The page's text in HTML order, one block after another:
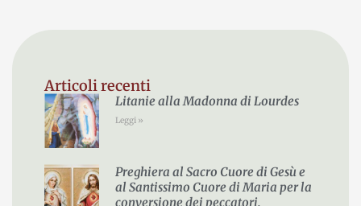
Articoli recenti
Litanie alla Madonna di Lourdes
Leggi »
Preghiera al Sacro Cuore di Gesù e
al Santissimo Cuore di Maria per la
conversione dei peccatori.